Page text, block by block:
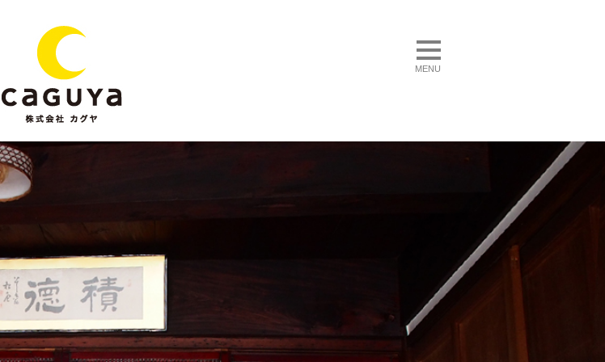
toggle navigation
MENU